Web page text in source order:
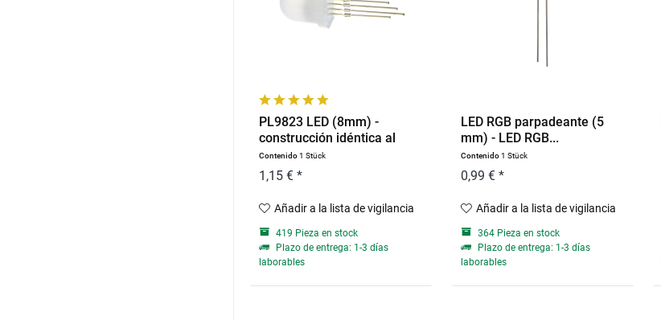
PL9823 LED (8mm) -
construcción idéntica al
WS2812
Contenido1 Stück
1,15 € *
Añadir a la lista de vigilancia
419 Pieza en stock
Plazo de entrega: 1-3 días
laborables
LED RGB parpadeante (5
mm) - LED RGB...
Contenido1 Stück
0,99 € *
Añadir a la lista de vigilancia
364 Pieza en stock
Plazo de entrega: 1-3 días
laborables